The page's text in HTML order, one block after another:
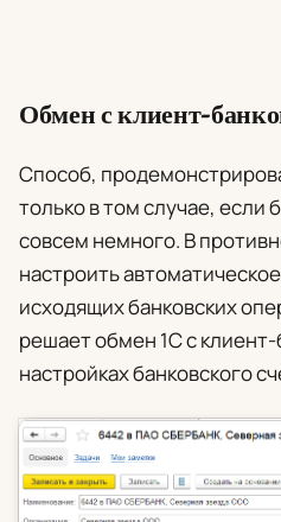
Обмен с клиент-
Способ,
только в том случае, если
совсем немного. В
настроить
исходящих банковских
решает обмен 1С с
настройках банковского